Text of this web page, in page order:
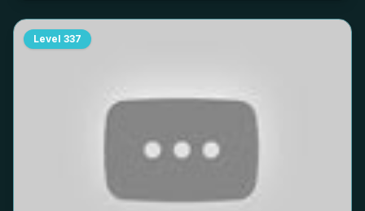
Level 337